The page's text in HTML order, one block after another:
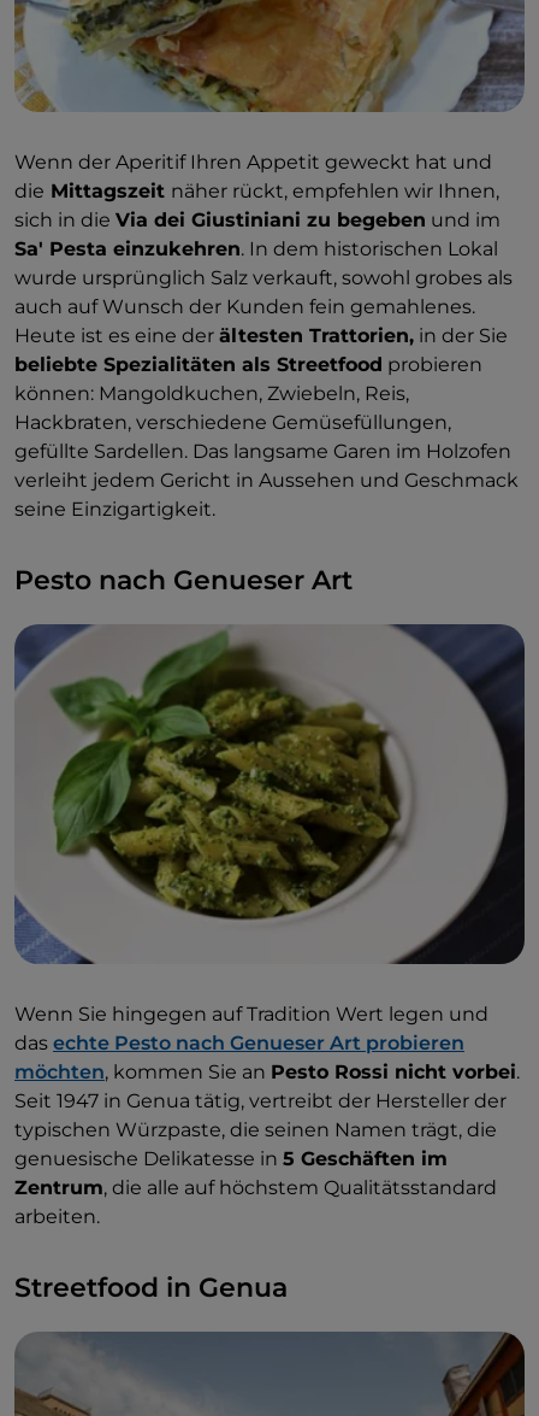
Wenn der Aperitif Ihren Appetit geweckt hat und
die Mittagszeit näher rückt, empfehlen wir Ihnen,
sich in die Via dei Giustiniani zu begeben und im
Sa' Pesta einzukehren. In dem historischen Lokal
wurde ursprünglich Salz verkauft, sowohl grobes als
auch auf Wunsch der Kunden fein gemahlenes.
Heute ist es eine der ältesten Trattorien, in der Sie
beliebte Spezialitäten als Streetfood probieren
können: Mangoldkuchen, Zwiebeln, Reis,
Hackbraten, verschiedene Gemüsefüllungen,
gefüllte Sardellen. Das langsame Garen im Holzofen
verleiht jedem Gericht in Aussehen und Geschmack
seine Einzigartigkeit.
Pesto nach Genueser Art
Wenn Sie hingegen auf Tradition Wert legen und
das echte Pesto nach Genueser Art probieren
möchten, kommen Sie an Pesto Rossi nicht vorbei.
Seit 1947 in Genua tätig, vertreibt der Hersteller der
typischen Würzpaste, die seinen Namen trägt, die
genuesische Delikatesse in 5 Geschäften im
Zentrum, die alle auf höchstem Qualitätsstandard
arbeiten.
Streetfood in Genua